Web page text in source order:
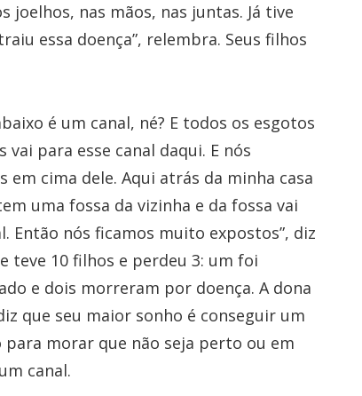
nas mãos, nas juntas. Já tive
essa doença”, relembra. Seus filhos
é um canal, né? E todos os esgotos
vai para esse canal daqui. E nós
em cima dele. Aqui atrás da minha casa
uma fossa da vizinha e da fossa vai
Então nós ficamos muito expostos”, diz
teve 10 filhos e perdeu 3: um foi
e dois morreram por doença. A dona
que seu maior sonho é conseguir um
para morar que não seja perto ou em
canal.